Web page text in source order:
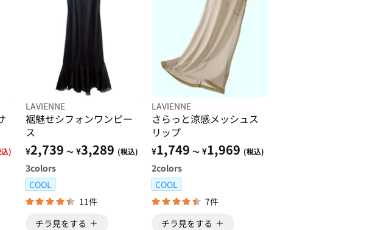
)
LAVIENNE
裾魅せシフォンワンピー
ス
¥2,739 ～ ¥3,289 (税込)
3colors
COOL
11件
チラ見をする
LAVIENNE
さらっと涼感メッシュス
リップ
¥1,749 ～ ¥1,969 (税込)
2colors
COOL
7件
チラ見をする